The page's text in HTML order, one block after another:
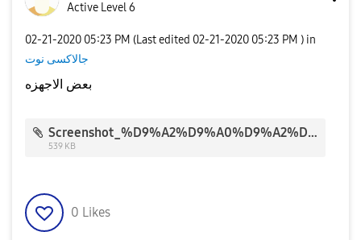
Active Level 6
‎02-21-2020 05:23 PM (Last edited ‎02-21-2020 05:23 PM ) in
جالاكسى نوت
بعض الاجهزه
Screenshot_%D9%A2%D9%A0%D9%A2%D9%A0%D9%A0%D9%A2%D9%A2%D9%A1-%D9%A1%D9%A7%D9%A2%D9%A3%D9%A0%D9%A4_Chrome.jpg
539 KB
0 Likes